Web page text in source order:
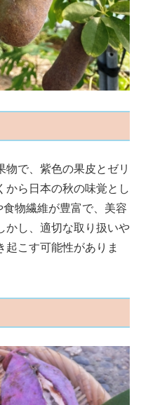
物で、紫色の果皮とゼリ
から日本の秋の味覚とし
物繊維が豊富で、美容
かし、適切な取り扱いや
起こす可能性がありま